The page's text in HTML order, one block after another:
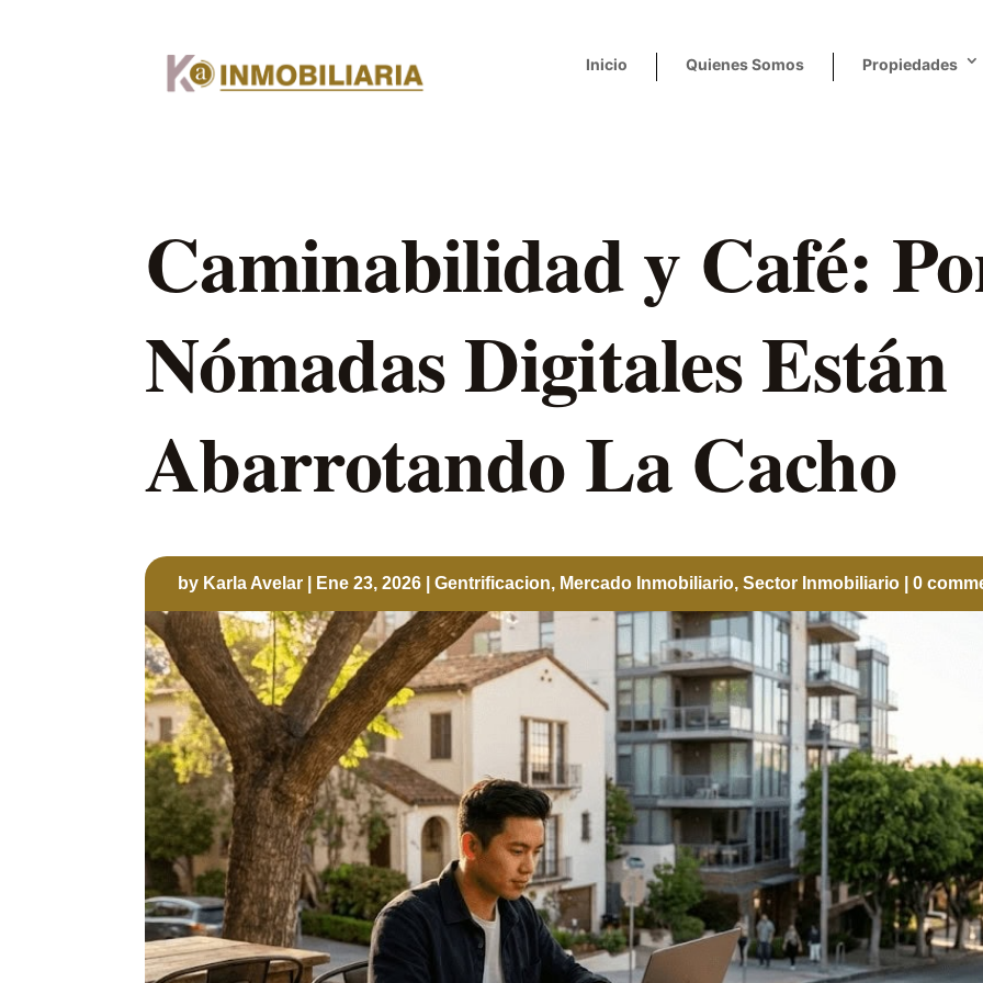
Inicio Quienes Somos Propiedades
Caminabilidad y Café:
Nómadas Digitales Están
Abarrotando La Cacho
by Karla Avelar Ene 23, 2026 Gentrificacion, Mercado Inmobiliario, Sector Inmobiliario 0